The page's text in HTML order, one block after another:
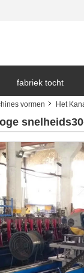
fabriek tocht
vormen Het